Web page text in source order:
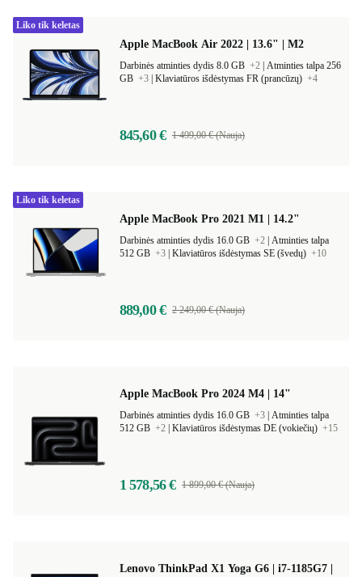
Apple MacBook Air 2022 | 13.6" | M2
Darbinės atminties dydis 8.0 GB +2 Atminties talpa 256
GB +3 Klaviatūros išdėstymas FR (prancūzų) +4
845,60 € 1 499,00 € (Nauja)
Liko tik keletas
Apple MacBook Pro 2021 M1 | 14.2"
Darbinės atminties dydis 16.0 GB +2 Atminties talpa
512 GB +3 Klaviatūros išdėstymas SE (švedų) +10
889,00 € 2 249,00 € (Nauja)
Liko tik keletas
Apple MacBook Pro 2024 M4 | 14"
Darbinės atminties dydis 16.0 GB +3 Atminties talpa
512 GB +2 Klaviatūros išdėstymas DE (vokiečių) +15
1 578,56 € 1 899,00 € (Nauja)
Lenovo ThinkPad X1 Yoga G6 | i7-1185G7 |